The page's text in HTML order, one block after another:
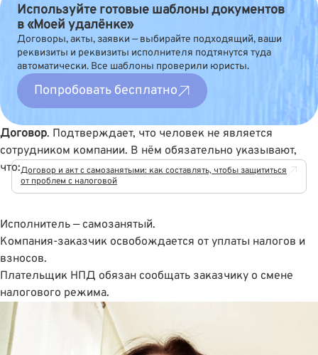
Используйте готовые шаблоны документов
в «Моей удалёнке»
Договоры, акты, заявки — выбирайте подходящий, ваши
реквизиты и реквизиты исполнителя подтянутся туда
автоматически. Все шаблоны проверили юристы.
Попробовать бесплатно
Договор. Подтверждает, что человек не является
сотрудником компании. В нём обязательно указывают,
что:Договор и акт с самозанятыми: как составлять, чтобы защититься
от проблем с налоговой
Исполнитель — самозанятый.
Компания-заказчик освобождается от уплаты налогов и
взносов.
Плательщик НПД обязан сообщать заказчику о смене
налогового режима.